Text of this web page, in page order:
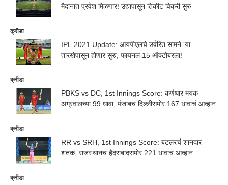
मैदानात प्रवेश मिळणार! उद्यापासून तिकीट विक्री सुरु
क्रीडा
IPL 2021 Update: आयपीएलचे उर्वरित सामने 'या'
तारखेपासून होणार सुरु, फायनल 15 ऑक्टोबरला!
क्रीडा
PBKS vs DC, 1st Innings Score: कर्णधार मयंक
अग्रवालच्या 99 धावा, पंजाबचं दिल्लीसमोर 167 धावांचं आव्हान
क्रीडा
RR vs SRH, 1st Innings Score: बटलरचं शानदार
शतक, राजस्थानचं हैदराबादसमोर 221 धावांचं आव्हान
क्रीडा